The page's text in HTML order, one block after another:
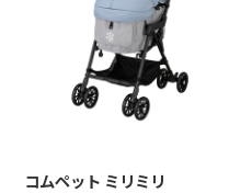
コムペット ミリミリ